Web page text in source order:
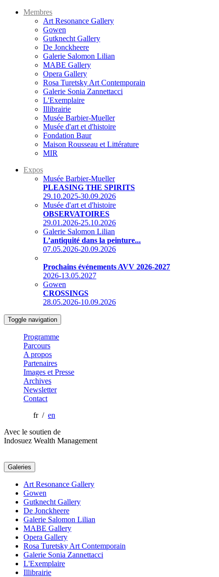
Membres
Art Resonance Gallery
Gowen
Gutknecht Gallery
De Jonckheere
Galerie Salomon Lilian
MABE Gallery
Opera Gallery
Rosa Turetsky Art Contemporain
Galerie Sonia Zannettacci
L'Exemplaire
Illibrairie
Musée Barbier-Mueller
Musée d'art et d'histoire
Fondation Baur
Maison Rousseau et Littérature
MIR
Expos
Musée Barbier-Mueller
PLEASING THE SPIRITS
29.10.2025-30.09.2026
Musée d'art et d'histoire
OBSERVATOIRES
29.01.2026-25.10.2026
Galerie Salomon Lilian
L’antiquité dans la peinture...
07.05.2026-20.09.2026
Prochains événements AVV 2026-2027
2026-13.05.2027
Gowen
CROSSINGS
28.05.2026-10.09.2026
Toggle navigation
Programme
Parcours
A propos
Partenaires
Images et Presse
Archives
Newsletter
Contact
fr / en
Avec le soutien de
Indosuez Wealth Management
Galeries
Art Resonance Gallery
Gowen
Gutknecht Gallery
De Jonckheere
Galerie Salomon Lilian
MABE Gallery
Opera Gallery
Rosa Turetsky Art Contemporain
Galerie Sonia Zannettacci
L'Exemplaire
Illibrairie